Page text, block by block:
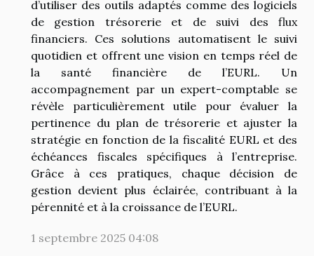
d’utiliser des outils adaptés comme des logiciels
de gestion trésorerie et de suivi des flux
financiers. Ces solutions automatisent le suivi
quotidien et offrent une vision en temps réel de
la santé financière de l’EURL. Un
accompagnement par un expert-comptable se
révèle particulièrement utile pour évaluer la
pertinence du plan de trésorerie et ajuster la
stratégie en fonction de la fiscalité EURL et des
échéances fiscales spécifiques à l’entreprise.
Grâce à ces pratiques, chaque décision de
gestion devient plus éclairée, contribuant à la
pérennité et à la croissance de l’EURL.
1 septembre 2025 04:08